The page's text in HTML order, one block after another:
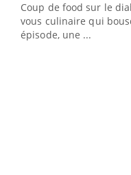
Coup de food sur le
vous culinaire qui
épisode, une ...